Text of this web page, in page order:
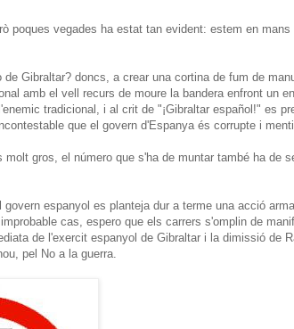
poques vegades ha estat tan evident: estem en mans
de Gibraltar? doncs, a crear una cortina de fum de
amb el vell recurs de moure la bandera enfront un
tradicional, i al crit de "¡Gibraltar español!" es
que el govern d'Espanya és corrupte i
molt gros, el número que s'ha de muntar també ha de
govern espanyol es planteja dur a terme una acció
cas, espero que els carrers s'omplin de
de l'exercit espanyol de Gibraltar i la dimissió de
pel No a la guerra.